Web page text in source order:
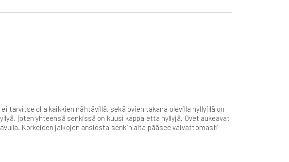
tarvitse olla kaikkien nähtävillä, sekä ovien takana olevilla hyllyillä on
joten yhteensä senkissä on kuusi kappaletta hyllyjä. Ovet aukeavat
Korkeiden jalkojen ansiosta senkin alta pääsee vaivattomasti